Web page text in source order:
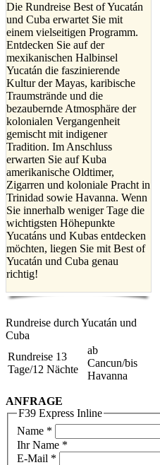
Die Rundreise Best of Yucatán
und Cuba erwartet Sie mit
einem vielseitigen Programm.
Entdecken Sie auf der
mexikanischen Halbinsel
Yucatán die faszinierende
Kultur der Mayas, karibische
Traumstrände und die
bezaubernde Atmosphäre der
kolonialen Vergangenheit
gemischt mit indigener
Tradition. Im Anschluss
erwarten Sie auf Kuba
amerikanische Oldtimer,
Zigarren und koloniale Pracht in
Trinidad sowie Havanna. Wenn
Sie innerhalb weniger Tage die
wichtigsten Höhepunkte
Yucatáns und Kubas entdecken
möchten, liegen Sie mit Best of
Yucatán und Cuba genau
richtig!
Rundreise durch Yucatán und
Cuba
Rundreise 13
Tage/12 Nächte
ab
Cancun/bis
Havanna
ANFRAGE
F39 Express Inline
Name *
Ihr Name *
E-Mail *